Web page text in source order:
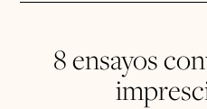
8 ensayos